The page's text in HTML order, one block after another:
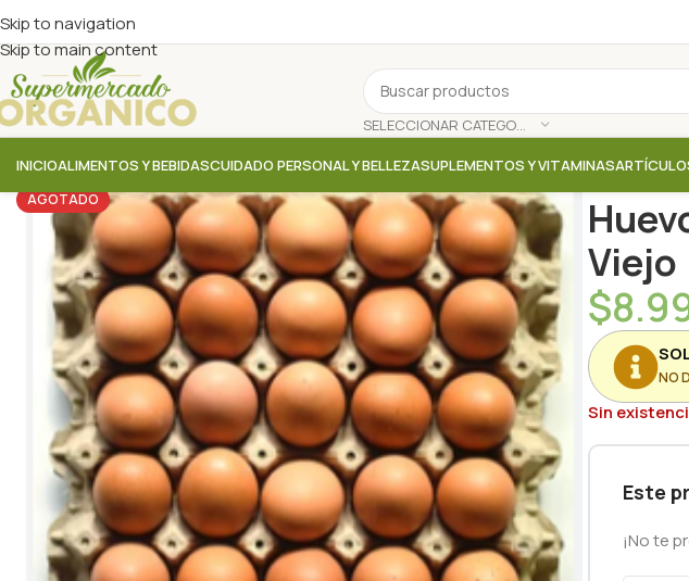
Skip to navigation
Skip to main content
SELECCIONAR CATEGORÍA
INICIOALIMENTOS Y BEBIDASCUIDADO PERSONAL Y BELLEZASUPLEMENTOS Y VITAMINAS
AGOTADO
Viejo
$
NO
Sin
Este
¡No te